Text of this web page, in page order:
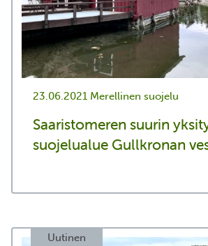
23.06.2021 Merellinen suojelu
Saaristomeren suurin
suojelualue Gullkronan
Uutinen